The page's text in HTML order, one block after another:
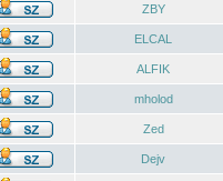
ZBY
ELCAL
ALFIK
mholod
Zed
Dejv